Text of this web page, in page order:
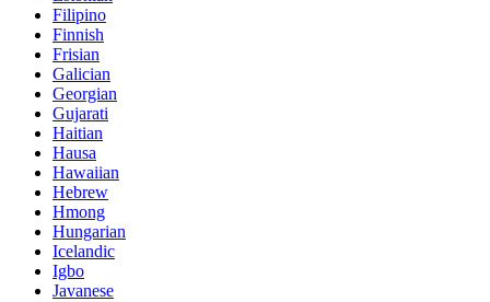
Filipino
Finnish
Frisian
Galician
Georgian
Gujarati
Haitian
Hausa
Hawaiian
Hebrew
Hmong
Hungarian
Icelandic
Igbo
Javanese